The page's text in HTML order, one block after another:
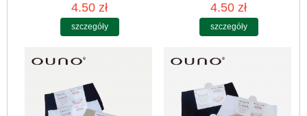
4.50 zł
szczegóły
4.50 zł
szczegóły